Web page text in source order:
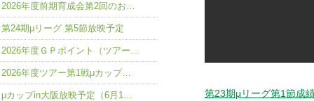
第23期μリーグ第1節成
2026年度前期育成会第2回のお…
第24期μリーグ 第5節放映予定
2026年度ＧＰポイント（ツアー…
2026年度ツアー第1戦μカップ…
μカップin大阪放映予定（6月1…